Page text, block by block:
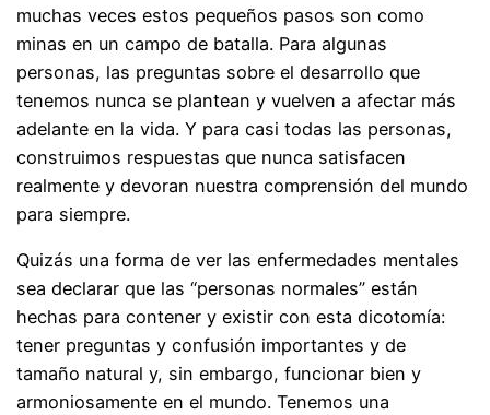
muchas veces estos pequeños pasos son como
minas en un campo de batalla. Para algunas
personas, las preguntas sobre el desarrollo que
tenemos nunca se plantean y vuelven a afectar más
adelante en la vida. Y para casi todas las personas,
construimos respuestas que nunca satisfacen
realmente y devoran nuestra comprensión del mundo
para siempre.
Quizás una forma de ver las enfermedades mentales
sea declarar que las “personas normales” están
hechas para contener y existir con esta dicotomía:
tener preguntas y confusión importantes y de
tamaño natural y, sin embargo, funcionar bien y
armoniosamente en el mundo. Tenemos una